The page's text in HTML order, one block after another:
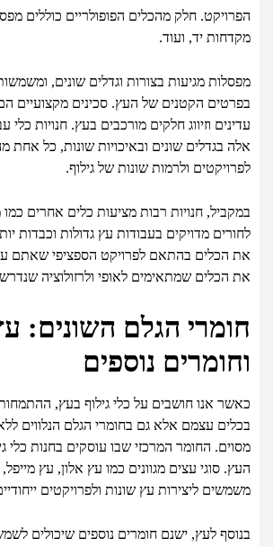
הפרויקט. חלק מהכלים הפופולריים כוללים
מקדחות יד, ועוד.
מפסלות מגיעות בצורות וגדלים שונים,
בפרטים הקטנים של העץ. סכינים מקצועיים הם
עדינים וזיווג חלקים מורכבים בעץ. חנויות כלי
אלה בגדלים שונים ובאיכויות שונות, כל אחת
לפרויקטים ולרמות שונות של גילוף.
במקביל, חנויות רבות מציעות כלים אחרים
לחורים מדויקים בעבודות עץ גדולות וכבדות
את הכלים בהתאם לפרויקט הספציפי שאתם
את הכלים שמתאימים לאופי ולרזולוציה
חומרי הגלם השונים:
וחומרים נוספים
כאשר אנו חושבים על כלי גילוף בעץ,
בכלים עצמם אלא גם בחומרי הגלם הנלווים ללא
מסוים. החומר המרכזי שבו עוסקים בחנות כלי
העץ. סוגי עצים מגוונים כמו עץ אלון, עץ
משמשים ליצירות עץ שונות ולפרויקטים
בנוסף לעץ, ישנם חומרים נוספים שיכולים